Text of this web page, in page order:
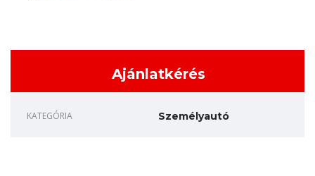
Ajánlatkérés
KATEGÓRIA Személyautó